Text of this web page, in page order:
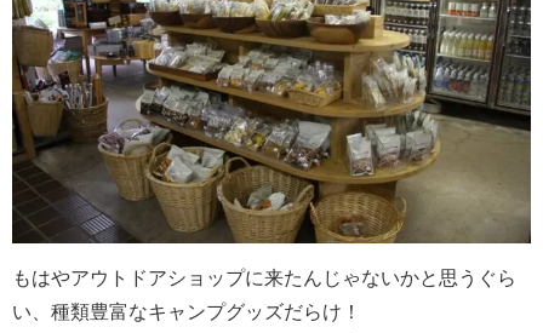
もはやアウトドアショップに来たんじゃないかと思うぐら
い、種類豊富なキャンプグッズだらけ！